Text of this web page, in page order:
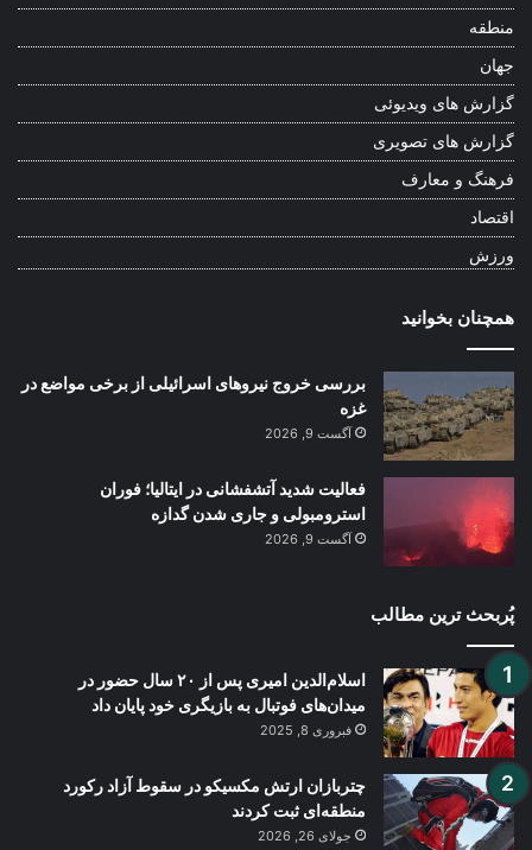
منطقه
جهان
گزارش های ویدیوئی
گزارش های تصویری
فرهنگ و معارف
اقتصاد
ورزش
همچنان بخوانید
بررسی خروج نیروهای اسرائیلی از برخی مواضع در
غزه
آگست 9, 2026
فعالیت شدید آتشفشانی در ایتالیا؛ فوران
استرومبولی و جاری شدن گدازه
آگست 9, 2026
پُربحث ترین مطالب
اسلام‌الدین امیری پس از ۲۰ سال حضور در
میدان‌های فوتبال به بازیگری خود پایان داد
فبروری 8, 2025
چتربازان ارتش مکسیکو در سقوط آزاد رکورد
منطقه‌ای ثبت کردند
جولای 26, 2026